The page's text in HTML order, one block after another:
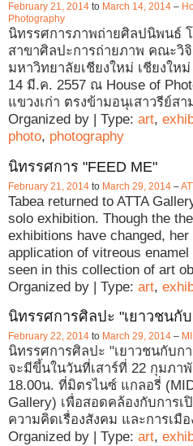
February 21, 2014 to March 14, 2014 –
Photography
นิทรรศการภาพถ่ายศิลปนิพนธ์
สาขาศิลปะการถ่ายภาพ คณะวิ
มหาวิทยาลัยเชียงใหม่ เชียงให
14 มี.ค. 2557 ณ House of
แขวงเก่า ตรงข้ามอนุเสาวรีย์ส
Organized by | Type: art,
photo, photography
นิทรรศการ "FEED ME"
February 21, 2014 to March 29, 2014 –
Tabea returned to ATTA
solo exhibition. Though the
exhibitions have changed,
application of vitreous
seen in this collection of art ob
Organized by | Type: art,
นิทรรศการศิลปะ "เยาวชนกั
February 22, 2014 to March 29, 2014 –
นิทรรศการศิลปะ "เยาวชนกับก
จะมีขึ้นในวันที่เสาร์ที่ 22 กุมภาพั
18.00น. ที่มิตรไนซ์ แกลอรี่
Gallery) เพื่อสอดคล้องกับการเ
ความคิดเรื่องสังคม และการเมื
Organized by | Type: art,